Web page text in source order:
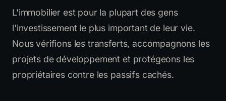
L'immobilier est pour la plupart des gens
l'investissement le plus important de leur vie.
Nous vérifions les transferts, accompagnons les
projets de développement et protégeons les
propriétaires contre les passifs cachés.